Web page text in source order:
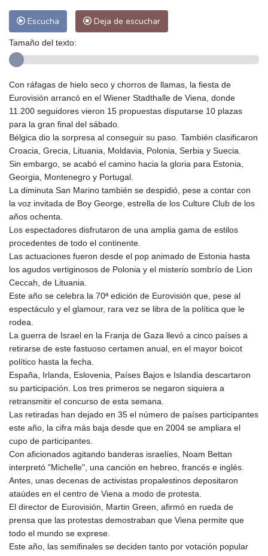
Escucha Deja de escuchar
Tamaño del texto:
Con ráfagas de hielo seco y chorros de llamas, la fiesta de
Eurovisión arrancó en el Wiener Stadthalle de Viena, donde
11.200 seguidores vieron 15 propuestas disputarse 10 plazas
para la gran final del sábado.
Bélgica dio la sorpresa al conseguir su paso. También clasificaron
Croacia, Grecia, Lituania, Moldavia, Polonia, Serbia y Suecia.
Sin embargo, se acabó el camino hacia la gloria para Estonia,
Georgia, Montenegro y Portugal.
La diminuta San Marino también se despidió, pese a contar con
la voz invitada de Boy George, estrella de los Culture Club de los
años ochenta.
Los espectadores disfrutaron de una amplia gama de estilos
procedentes de todo el continente.
Las actuaciones fueron desde el pop animado de Estonia hasta
los agudos vertiginosos de Polonia y el misterio sombrío de Lion
Ceccah, de Lituania.
Este año se celebra la 70ª edición de Eurovisión que, pese al
espectáculo y el glamour, rara vez se libra de la política que le
rodea.
La guerra de Israel en la Franja de Gaza llevó a cinco países a
retirarse de este fastuoso certamen anual, en el mayor boicot
político hasta la fecha.
España, Irlanda, Eslovenia, Países Bajos e Islandia descartaron
su participación. Los tres primeros se negaron siquiera a
retransmitir el concurso de esta semana.
Las retiradas han dejado en 35 el número de países participantes
este año, la cifra más baja desde que en 2004 se ampliara el
cupo de participantes.
Con aficionados agitando banderas israelíes, Noam Bettan
interpretó "Michelle", una canción en hebreo, francés e inglés.
Antes, unas decenas de activistas propalestinos depositaron
ataúdes en el centro de Viena a modo de protesta.
El director de Eurovisión, Martin Green, afirmó en rueda de
prensa que las protestas demostraban que Viena permite que
todo el mundo se exprese.
Este año, las semifinales se deciden tanto por votación popular